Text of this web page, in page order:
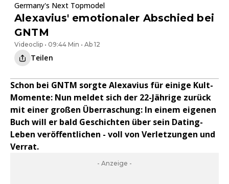
Germany's Next Topmodel
Alexavius' emotionaler Abschied bei
GNTM
Videoclip • 09:44 Min • Ab 12
Teilen
Schon bei GNTM sorgte Alexavius für einige Kult-
Momente: Nun meldet sich der 22-Jährige zurück
mit einer großen Überraschung: In einem eigenen
Buch will er bald Geschichten über sein Dating-
Leben veröffentlichen - voll von Verletzungen und
Verrat.
- Anzeige -